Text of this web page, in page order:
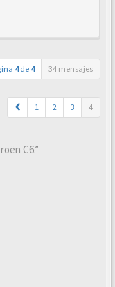
4de 4 34 mensajes
1 2 3 4
C6.”